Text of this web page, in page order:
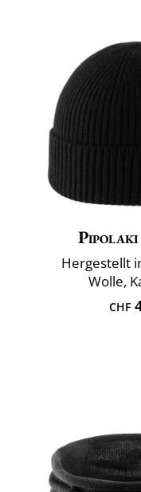
Pipolaki
Hergestellt
Wolle,
CHF